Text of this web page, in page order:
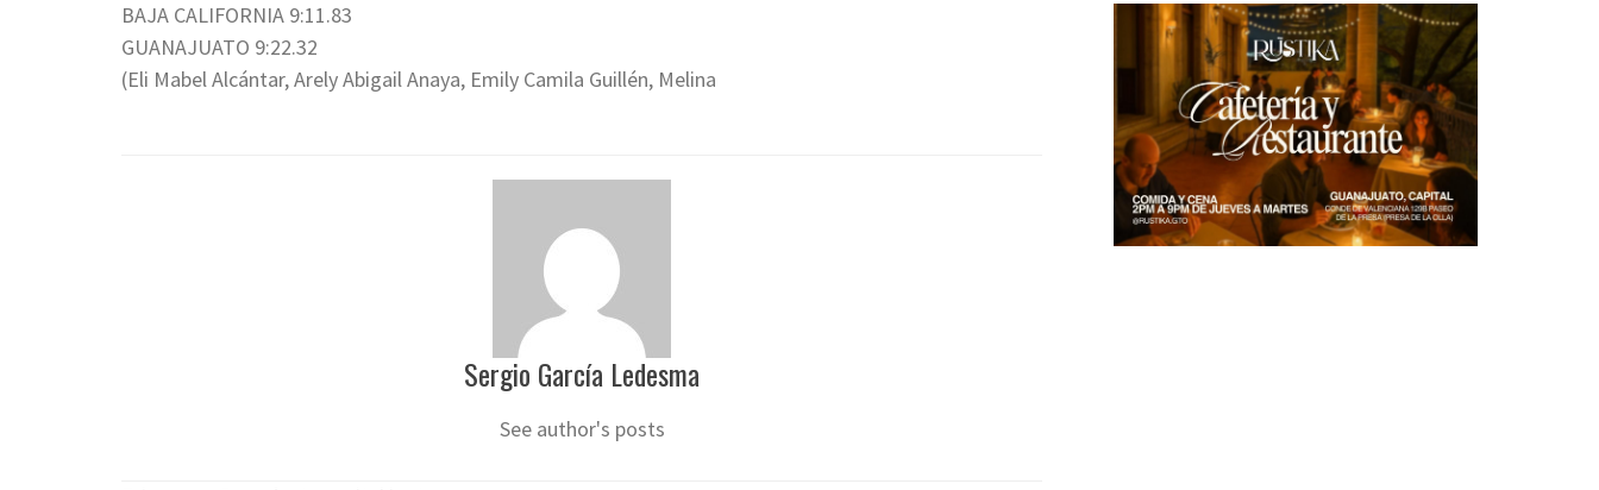
BAJA CALIFORNIA 9:11.83
GUANAJUATO 9:22.32
(Eli Mabel Alcántar, Arely Abigail Anaya, Emily Camila Guillén, Melina
Sergio García Ledesma
See author's posts